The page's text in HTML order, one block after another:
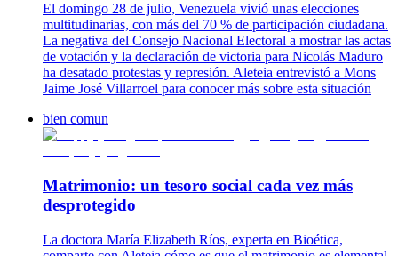
El domingo 28 de julio, Venezuela vivió unas elecciones
multitudinarias, con más del 70 % de participación ciudadana.
La negativa del Consejo Nacional Electoral a mostrar las actas
de votación y la declaración de victoria para Nicolás Maduro
ha desatado protestas y represión. Aleteia entrevistó a Mons
Jaime José Villarroel para conocer más sobre esta situación
bien comun
Matrimonio: un tesoro social cada vez más
desprotegido
La doctora María Elizabeth Ríos, experta en Bioética,